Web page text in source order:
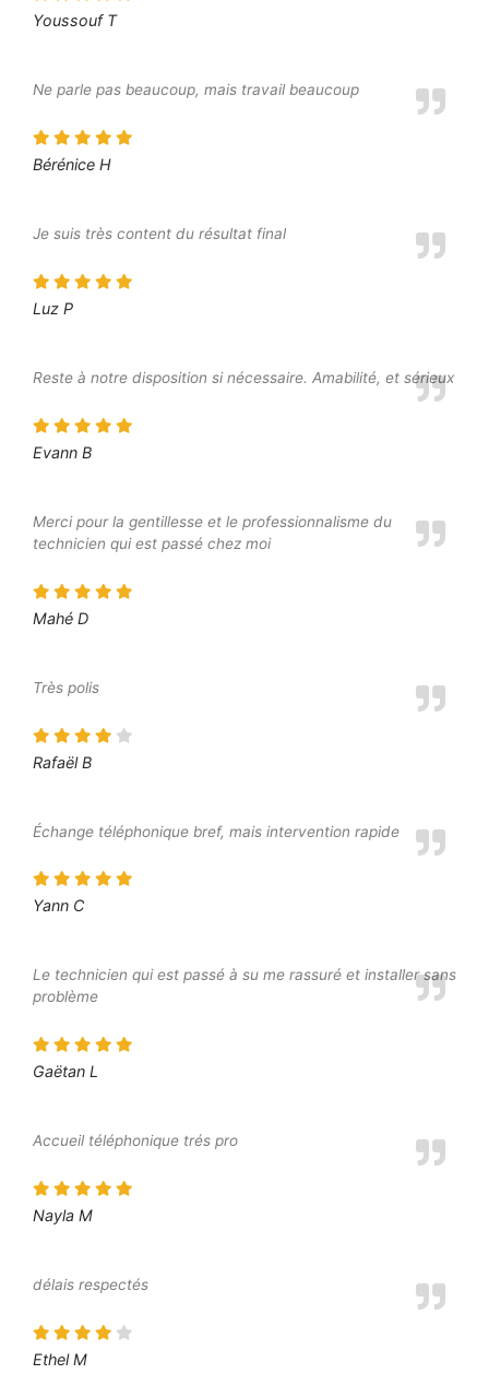
Youssouf T
Ne parle pas beaucoup, mais travail beaucoup
Bérénice H
Je suis très content du résultat final
Luz P
Reste à notre disposition si nécessaire. Amabilité, et sérieux
Evann B
Merci pour la gentillesse et le professionnalisme du
technicien qui est passé chez moi
Mahé D
Très polis
Rafaël B
Échange téléphonique bref, mais intervention rapide
Yann C
Le technicien qui est passé à su me rassuré et installer sans
problème
Gaëtan L
Accueil téléphonique trés pro
Nayla M
délais respectés
Ethel M